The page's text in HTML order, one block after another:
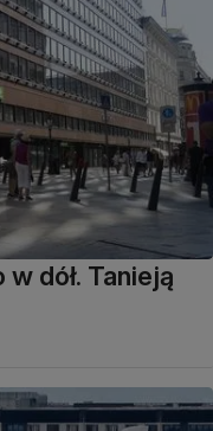
dół. Tanieją